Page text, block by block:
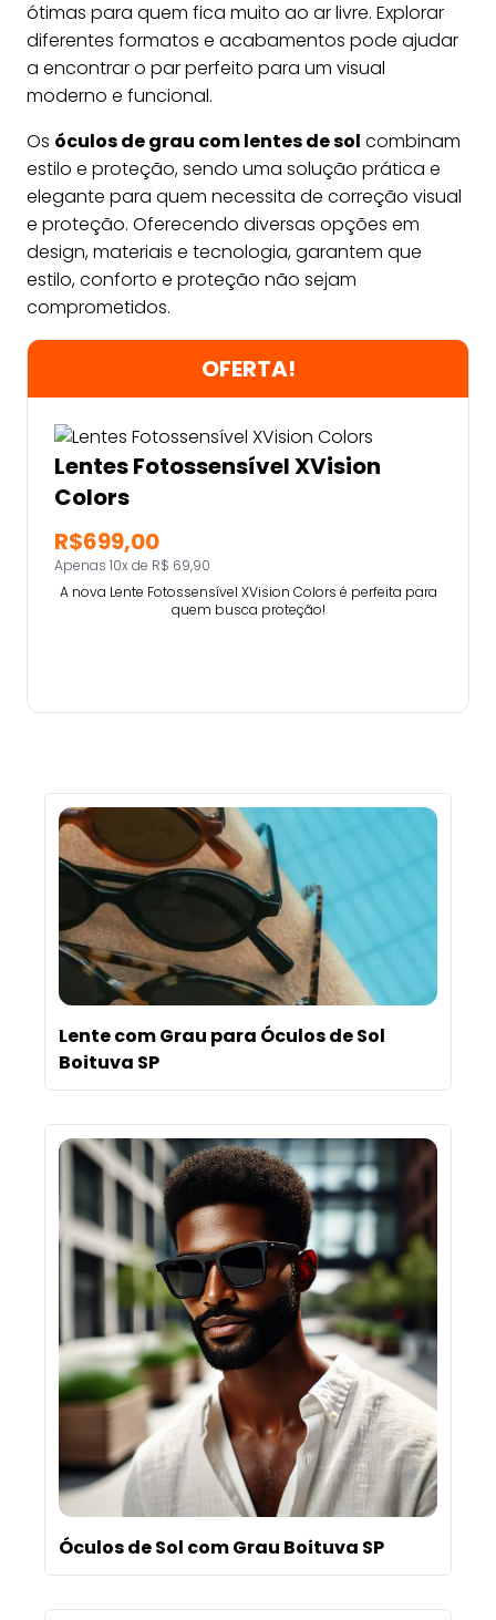
ótimas para quem fica muito ao ar livre. Explorar
diferentes formatos e acabamentos pode ajudar
a encontrar o par perfeito para um visual
moderno e funcional.
Os óculos de grau com lentes de sol combinam
estilo e proteção, sendo uma solução prática e
elegante para quem necessita de correção visual
e proteção. Oferecendo diversas opções em
design, materiais e tecnologia, garantem que
estilo, conforto e proteção não sejam
comprometidos.
OFERTA!
Lentes Fotossensível XVision
Colors
R$699,00
Apenas 10x de R$ 69,90
A nova Lente Fotossensível XVision Colors é perfeita para
quem busca proteção!
Lente com Grau para Óculos de Sol
Boituva SP
Óculos de Sol com Grau Boituva SP